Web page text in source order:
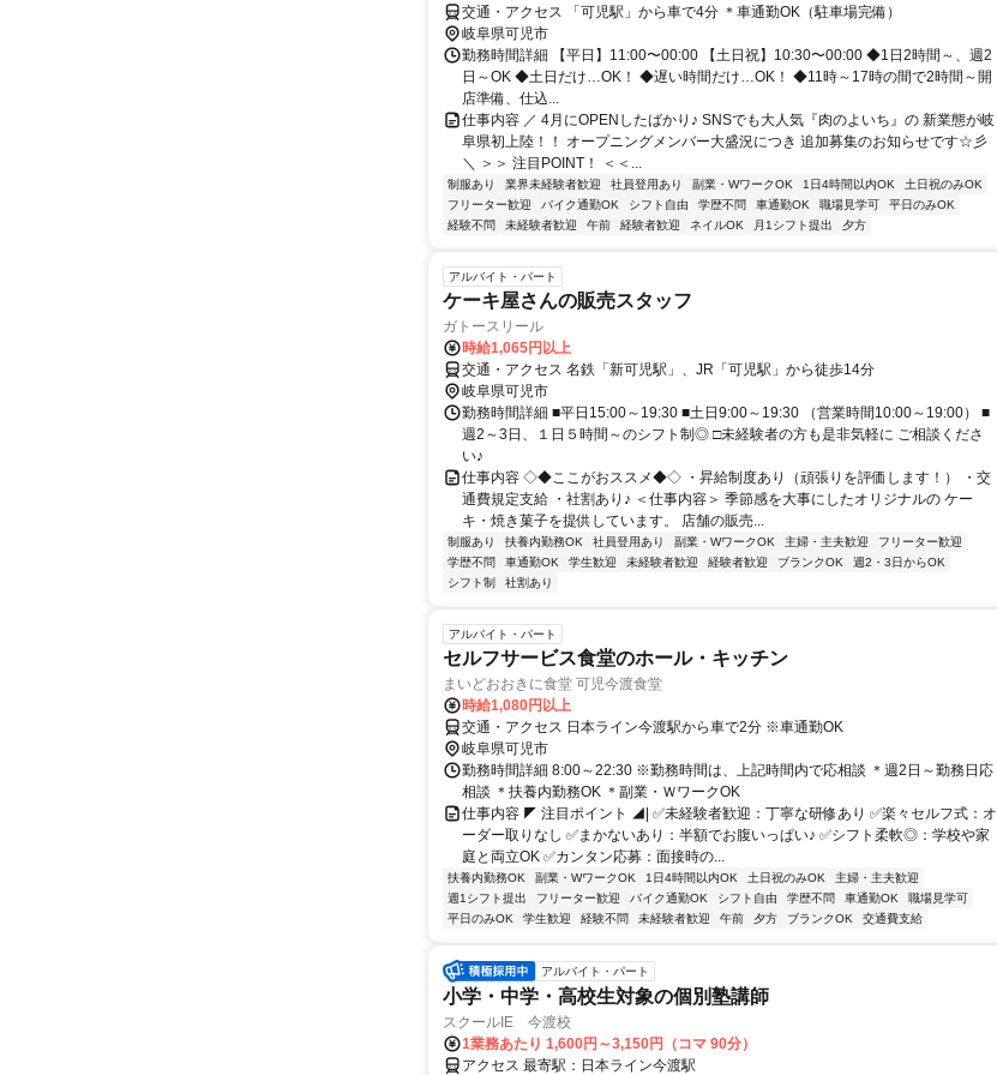
交通・アクセス 「可児駅」から車で4分 ＊車通勤OK（駐車場完備）
岐阜県可児市
勤務時間詳細 【平日】11:00〜00:00 【土日祝】10:30〜00:00 ◆1日2時間～、週2
日～OK ◆土日だけ…OK！ ◆遅い時間だけ…OK！ ◆11時～17時の間で2時間～開
店準備、仕込...
仕事内容 ／ 4月にOPENしたばかり♪ SNSでも大人気『肉のよいち』の 新業態が岐
阜県初上陸！！ オープニングメンバー大盛況につき 追加募集のお知らせです☆彡
＼ ＞＞ 注目POINT！ ＜＜...
制服あり 業界未経験者歓迎 社員登用あり 副業・WワークOK 1日4時間以内OK
土日祝のみOK
フリーター歓迎
バイク通勤OK シフト自由 学歴不問 車通勤OK 職場見学可
平日のみOK
経験不問
未経験者歓迎 午前 経験者歓迎 ネイルOK 月1シフト提出 夕方
アルバイト・パート
ケーキ屋さんの販売スタッフ
ガトースリール
時給1,065円以上
交通・アクセス 名鉄「新可児駅」、JR「可児駅」から徒歩14分
岐阜県可児市
勤務時間詳細 ■平日15:00～19:30 ■土日9:00～19:30 （営業時間10:00～19:00） ■
週2～3日、１日５時間～のシフト制◎ □未経験者の方も是非気軽に ご相談くださ
い♪
仕事内容 ◇◆ここがおススメ◆◇ ・昇給制度あり（頑張りを評価します！） ・交
通費規定支給 ・社割あり♪ ＜仕事内容＞ 季節感を大事にしたオリジナルの ケー
キ・焼き菓子を提供しています。 店舗の販売...
制服あり 扶養内勤務OK 社員登用あり 副業・WワークOK 主婦・主夫歓迎
フリーター歓迎
学歴不問
車通勤OK 学生歓迎 未経験者歓迎 経験者歓迎 ブランクOK
週2・3日からOK
シフト制
社割あり
アルバイト・パート
セルフサービス食堂のホール・キッチン
まいどおおきに食堂 可児今渡食堂
時給1,080円以上
交通・アクセス 日本ライン今渡駅から車で2分 ※車通勤OK
岐阜県可児市
勤務時間詳細 8:00～22:30 ※勤務時間は、上記時間内で応相談 ＊週2日～勤務日応
相談 ＊扶養内勤務OK ＊副業・ＷワークOK
仕事内容 ◤ 注目ポイント ◢| ✅未経験者歓迎：丁寧な研修あり ✅楽々セルフ式：オ
ーダー取りなし ✅まかないあり：半額でお腹いっぱい♪ ✅シフト柔軟◎：学校や家
庭と両立OK ✅カンタン応募：面接時の...
扶養内勤務OK 副業・WワークOK 1日4時間以内OK 土日祝のみOK
主婦・主夫歓迎
週1シフト提出
フリーター歓迎 バイク通勤OK シフト自由 学歴不問 車通勤OK
職場見学可
平日のみOK
学生歓迎 経験不問 未経験者歓迎 午前 夕方 ブランクOK 交通費支給
アルバイト・パート
小学・中学・高校生対象の個別塾講師
スクールIE 今渡校
1業務あたり 1,600円～3,150円（コマ 90分）
アクセス 最寄駅：日本ライン今渡駅